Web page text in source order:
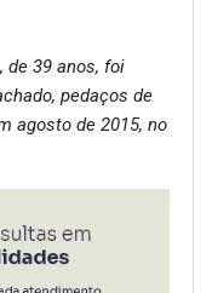
de 39 anos, foi
pedaços de
agosto de 2015, no